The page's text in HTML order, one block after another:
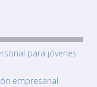
para jóvenes
empresarial